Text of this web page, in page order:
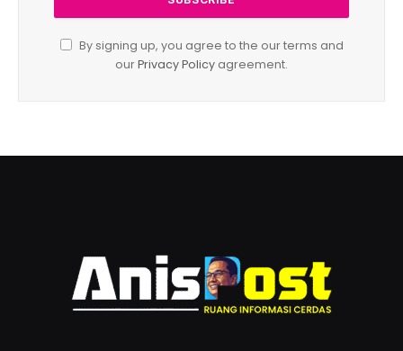
By signing up, you agree to the our terms and
ourPrivacy Policy agreement.